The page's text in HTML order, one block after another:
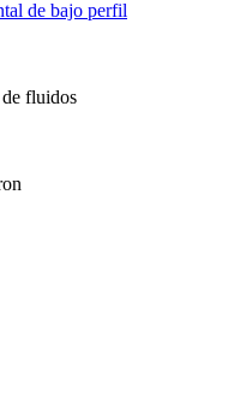
de bajo perfil
fluidos